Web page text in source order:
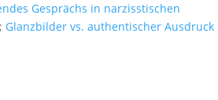
Gesprächs in narzisstischen
; Glanzbilder vs. authentischer Ausdruck